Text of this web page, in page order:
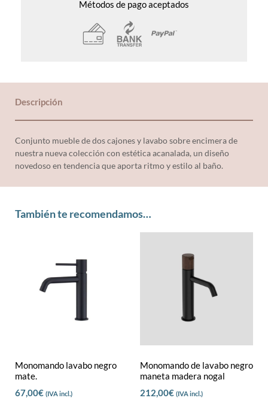
Métodos de pago aceptados
Descripción
Conjunto mueble de dos cajones y lavabo sobre encimera de
nuestra nueva colección con estética acanalada, un diseño
novedoso en tendencia que aporta ritmo y estilo al baño.
También te recomendamos…
Monomando lavabo negro
mate.
67,00€ (IVA incl.)
Monomando de lavabo negro
maneta madera nogal
212,00€ (IVA incl.)